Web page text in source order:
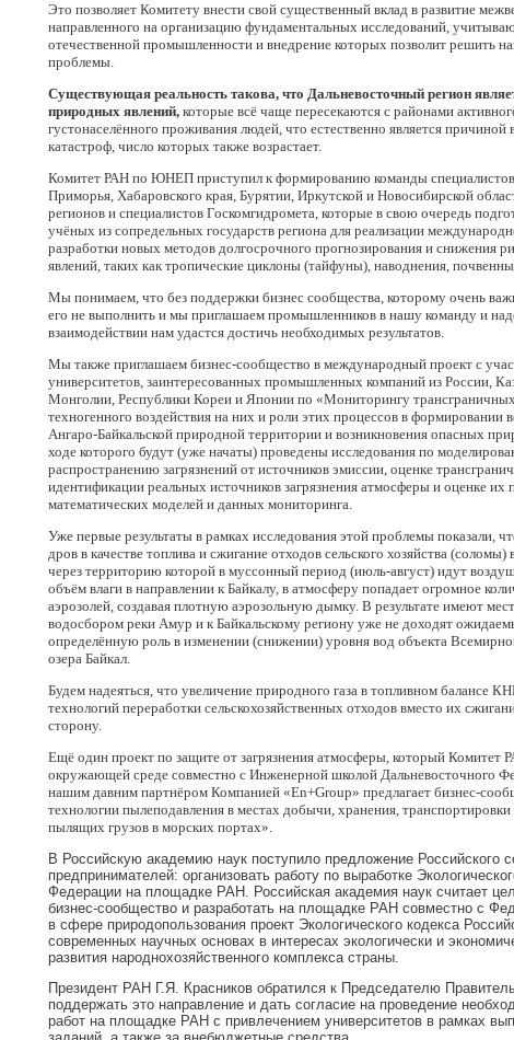
Это позволяет Комитету внести свой существенный вклад в развитие
направленного на организацию фундаментальных исследований,
отечественной промышленности и внедрение которых позволит решить
проблемы.
Существующая реальность такова, что Дальневосточный регион
природных явлений, которые всё чаще пересекаются с районами
густонаселённого проживания людей, что естественно является
катастроф, число которых также возрастает.
Комитет РАН по ЮНЕП приступил к формированию команды
Приморья, Хабаровского края, Бурятии, Иркутской и Новосибирской
регионов и специалистов Госкомгидромета, которые в свою очередь
учёных из сопредельных государств региона для реализации
разработки новых методов долгосрочного прогнозирования и снижения
явлений, таких как тропические циклоны (тайфуны), наводнения,
Мы понимаем, что без поддержки бизнес сообщества, которому очень
его не выполнить и мы приглашаем промышленников в нашу команду и
взаимодействии нам удастся достичь необходимых результатов.
Мы также приглашаем бизнес-сообщество в международный проект с
университетов, заинтересованных промышленных компаний из России,
Монголии, Республики Кореи и Японии по «Мониторингу
техногенного воздействия на них и роли этих процессов в формировании
Ангаро-Байкальской природной территории и возникновения опасных
ходе которого будут (уже начаты) проведены исследования по
распространению загрязнений от источников эмиссии, оценке
идентификации реальных источников загрязнения атмосферы и оценке их
математических моделей и данных мониторинга.
Уже первые результаты в рамках исследования этой проблемы показали,
дров в качестве топлива и сжигание отходов сельского хозяйства
через территорию которой в муссонный период (июль-август) идут
объём влаги в направлении к Байкалу, в атмосферу попадает огромное
аэрозолей, создавая плотную аэрозольную дымку. В результате имеют
водосбором реки Амур и к Байкальскому региону уже не доходят
определённую роль в изменении (снижении) уровня вод объекта
озера Байкал.
Будем надеяться, что увеличение природного газа в топливном балансе
технологий переработки сельскохозяйственных отходов вместо их
сторону.
Ещё один проект по защите от загрязнения атмосферы, который
окружающей среде совместно с Инженерной школой Дальневосточного
нашим давним партнёром Компанией «En+Group» предлагает бизнес-
технологии пылеподавления в местах добычи, хранения, транспортировки
пылящих грузов в морских портах».
В Российскую академию наук поступило предложение Российского
предпринимателей: организовать работу по выработке
Федерации на площадке РАН. Российская академия наук считает
бизнес-сообщество и разработать на площадке РАН совместно с
в сфере природопользования проект Экологического кодекса
современных научных основах в интересах экологически и
развития народнохозяйственного комплекса страны.
Президент РАН Г.Я. Красников обратился к Председателю
поддержать это направление и дать согласие на проведение
работ на площадке РАН с привлечением университетов в рамках